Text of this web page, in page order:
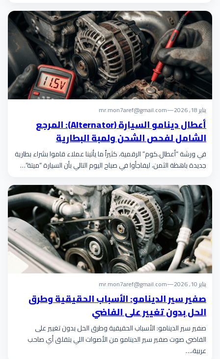
يناير 18, 2026 —
mr.mon7aref@gmail.com
أعطال دينامو السيارة (Alternator): المرجع
الشامل لفحص الشحن ولمبة البطارية
في ورشة “أعطال.كوم” الرقمية، كثيراً ما يأتينا عملاء قاموا بشراء بطارية
جديدة باهظة الثمن، ليفاجأوا في صباح اليوم التالي بأن السيارة “ميتة”…
يناير 10, 2026 —
mr.mon7aref@gmail.com
صفير سير الدينامو: الأسباب الحقيقية وطرق
الحل بدون تغيير على الفاضي
صفير سير الدينامو: الأسباب الحقيقية وطرق الحل بدون تغيير على
الفاضي صوت صفير سير الدينامو من الأصوات اللي بتقلق أي صاحب
عربية،…